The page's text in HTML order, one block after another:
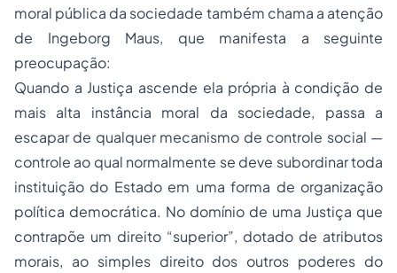
moral pública da sociedade também chama a atenção
de Ingeborg Maus, que manifesta a seguinte
preocupação:
Quando a Justiça ascende ela própria à condição de
mais alta instância moral da sociedade, passa a
escapar de qualquer mecanismo de controle social —
controle ao qual normalmente se deve subordinar toda
instituição do Estado em uma forma de organização
política democrática. No domínio de uma Justiça que
contrapõe um direito “superior”, dotado de atributos
morais, ao simples direito dos outros poderes do